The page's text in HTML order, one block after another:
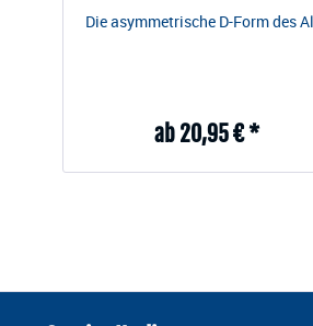
Die asymmetrische D-Form des
ab 20,95 € *